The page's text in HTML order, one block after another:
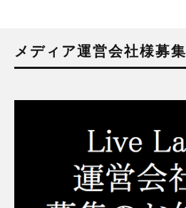
メディア運営会社様募集